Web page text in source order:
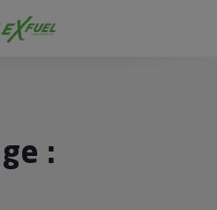
FlexFuel
: